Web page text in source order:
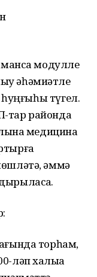
модулле
әһәмиәтле
һуңғыһы түгел.
тар районда
медицина
әммә
торһам,
халыҡҡа